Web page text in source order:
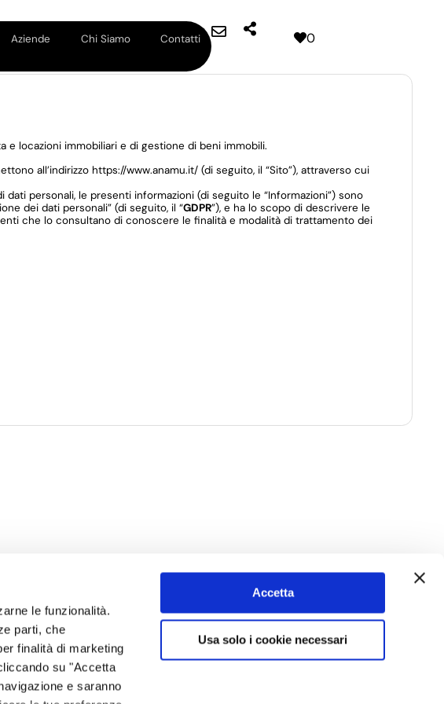
le funzionalità.
parti, che
finalità di marketing
su "Accetta
e saranno
Accetta
Usa solo i cookie necessari
Aziende Chi Siamo Contatti 0
e locazioni immobiliari e di gestione di beni immobili.
all’indirizzo https://www.anamu.it/ (di seguito, il “Sito”), attraverso cui
personali, le presenti informazioni (di seguito le “Informazioni”) sono
dei dati personali” (di seguito, il “GDPR”), e ha lo scopo di descrivere le
che lo consultano di conoscere le finalità e modalità di trattamento dei